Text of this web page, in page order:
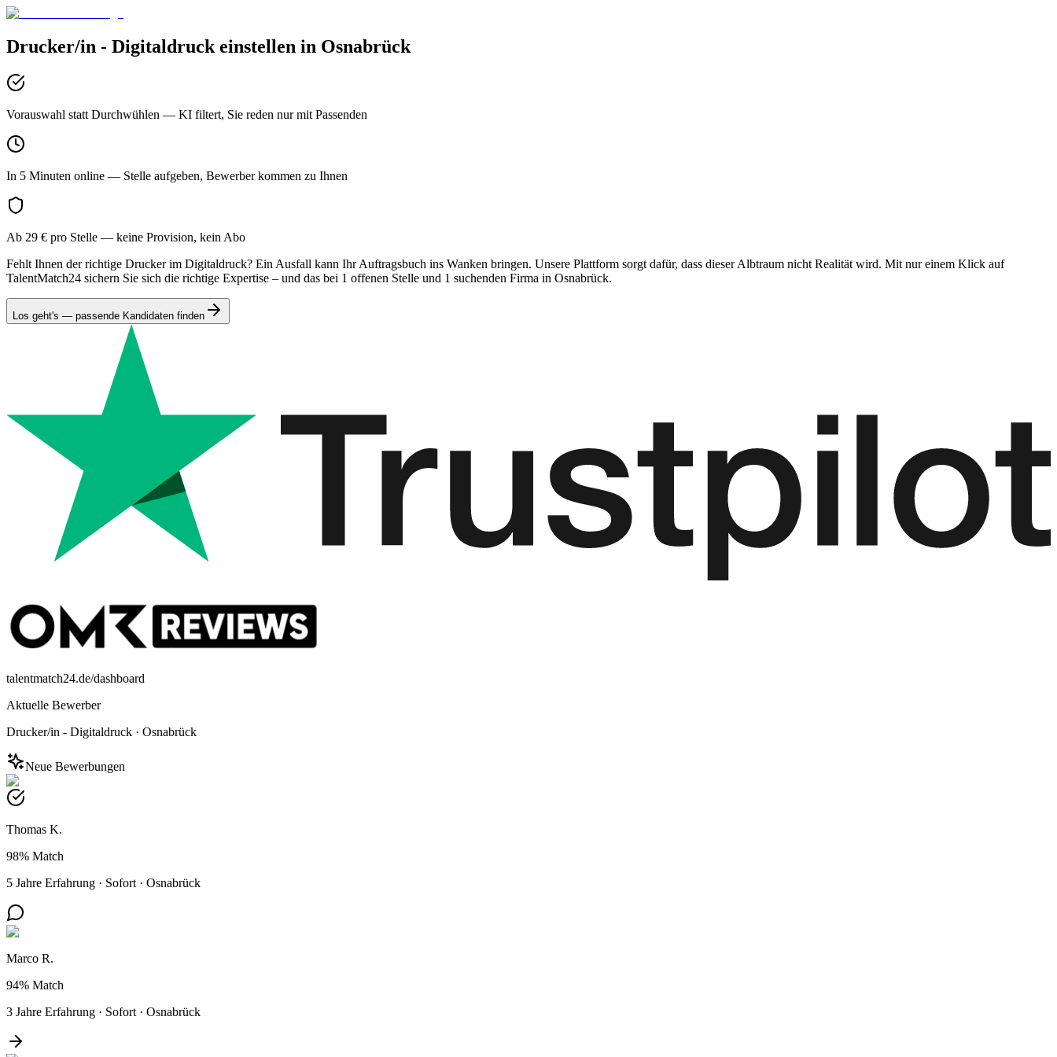
Drucker/in - Digitaldruck einstellen in Osnabrück
Vorauswahl statt Durchwühlen — KI filtert, Sie reden nur mit Passenden
In 5 Minuten online — Stelle aufgeben, Bewerber kommen zu Ihnen
Ab 29 € pro Stelle — keine Provision, kein Abo
Fehlt Ihnen der richtige Drucker im Digitaldruck? Ein Ausfall kann Ihr Auftragsbuch ins Wanken bringen. Unsere Plattform sorgt dafür, dass dieser Albtraum nicht Realität wird. Mit nur einem Klick auf
TalentMatch24 sichern Sie sich die richtige Expertise – und das bei 1 offenen Stelle und 1 suchenden Firma in Osnabrück.
Los geht's — passende Kandidaten finden
talentmatch24.de/dashboard
Aktuelle Bewerber
Drucker/in - Digitaldruck · Osnabrück
Neue Bewerbungen
Thomas K.
98% Match
5 Jahre Erfahrung · Sofort · Osnabrück
Marco R.
94% Match
3 Jahre Erfahrung · Sofort · Osnabrück